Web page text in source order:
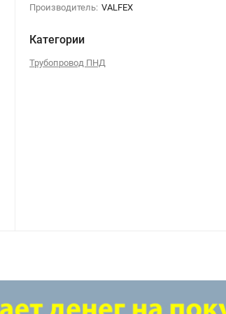
Производитель: VALFEX
Категории
Трубопровод ПНД